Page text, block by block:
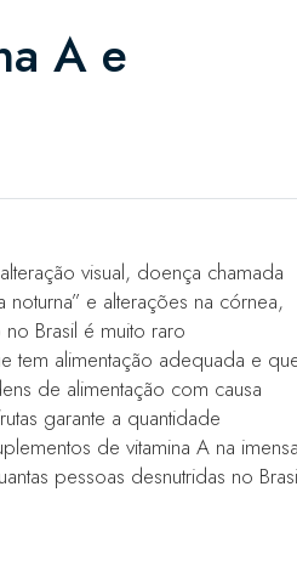
A e
visual, doença chamada
e alterações na córnea,
Brasil é muito raro
tem alimentação adequada e
de alimentação com causa
garante a quantidade
de vitamina A na imensa
pessoas desnutridas no